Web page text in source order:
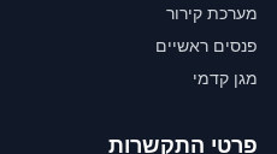
מערכת קירור
פנסים ראשיים
מגן קדמי
פרטי התקשרות